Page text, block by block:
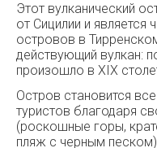
Этот вулканический
от Сицилии и является
островов в
действующий вулкан:
произошло в XIX
Остров становится
туристов благодаря
(роскошные горы,
пляж с черным